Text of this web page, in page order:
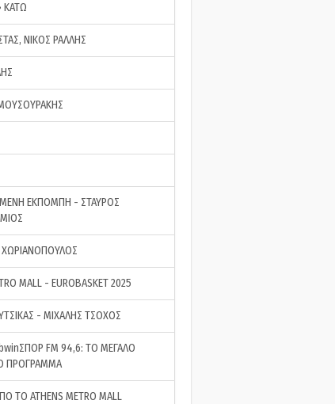
ΚΑΤΩ
ΝΙΚΟΣ ΡΑΛΛΗΣ
ΕΚΠΟΜΠΗ - ΣΤΑΥΡΟΣ
MALL - EUROBASKET 2025
- ΜΙΧΑΛΗΣ ΤΣΟΧΟΣ
FM 94,6: ΤΟ ΜΕΓΑΛΟ
ΠΡΟΓΡΑΜΜΑ
ΤΟ ATHENS METRO MALL